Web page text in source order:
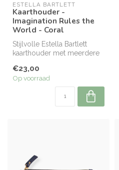
ESTELLA BARTLETT
Kaarthouder -
Imagination Rules the
World - Coral
Stijlvolle Estella Bartlett
kaarthouder met meerdere
€23,00
Op voorraad